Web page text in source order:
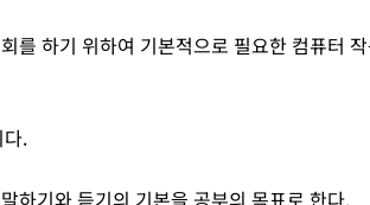
하기 위하여 기본적으로 필요한 컴퓨터
.